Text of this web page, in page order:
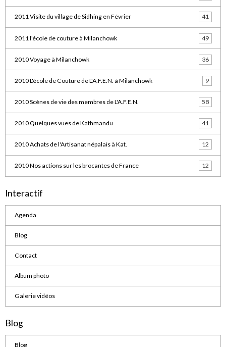
2011 Visite du village de Sidhing en Février 41
2011 l'école de couture à Milanchowk 49
2010 Voyage à Milanchowk 36
2010 L'école de Couture de L'A.F.E.N. à Milanchowk 9
2010 Scènes de vie des membres de L'A.F.E.N. 58
2010 Quelques vues de Kathmandu 41
2010 Achats de l'Artisanat népalais à Kat. 12
2010 Nos actions sur les brocantes de France 12
Interactif
Agenda
Blog
Contact
Album photo
Galerie vidéos
Blog
Blog